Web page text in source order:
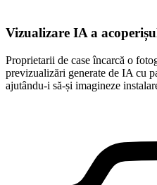
Vizualizare IA a
Proprietarii de case încarcă o
previzualizări generate de IA cu
ajutându-i să-și imagineze